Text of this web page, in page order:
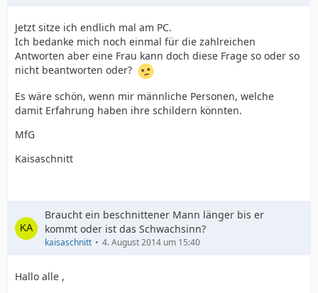
Jetzt sitze ich endlich mal am PC.
Ich bedanke mich noch einmal für die zahlreichen
Antworten aber eine Frau kann doch diese Frage so oder so
nicht beantworten oder?
Es wäre schön, wenn mir männliche Personen, welche
damit Erfahrung haben ihre schildern könnten.
MfG
Kaisaschnitt
Braucht ein beschnittener Mann länger bis er
kommt oder ist das Schwachsinn?
kaisaschnitt 4. August 2014 um 15:40
Hallo alle ,